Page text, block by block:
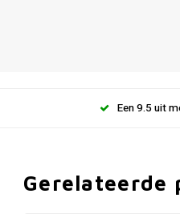
Een 9.5 uit
Gerelateerde